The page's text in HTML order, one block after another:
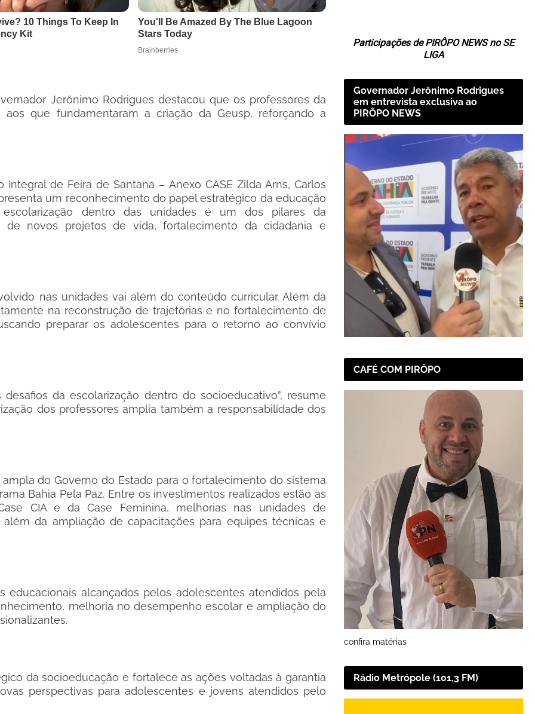
Jerônimo Rodrigues destacou que os professores da
aos que fundamentaram a criação da Geusp, reforçando a
de Feira de Santana – Anexo CASE Zilda Arns, Carlos
um reconhecimento do papel estratégico da educação
dentro das unidades é um dos pilares da
de novos projetos de vida, fortalecimento da cidadania e
nas unidades vai além do conteúdo curricular. Além da
na reconstrução de trajetórias e no fortalecimento de
preparar os adolescentes para o retorno ao convívio
da escolarização dentro do socioeducativo”, resume
dos professores amplia também a responsabilidade dos
do Governo do Estado para o fortalecimento do sistema
Bahia Pela Paz. Entre os investimentos realizados estão as
CIA e da Case Feminina, melhorias nas unidades de
da ampliação de capacitações para equipes técnicas e
alcançados pelos adolescentes atendidos pela
melhoria no desempenho escolar e ampliação do
da socioeducação e fortalece as ações voltadas à garantia
perspectivas para adolescentes e jovens atendidos pelo
Participações de PIRÔPO NEWS no SE
LIGA
Governador Jerônimo Rodrigues
em entrevista exclusiva ao
PIRÔPO NEWS
CAFÉ COM PIRÔPO
confira matérias
Rádio Metrópole (101,3 FM)